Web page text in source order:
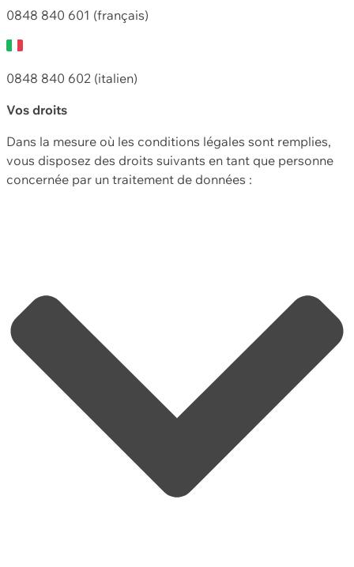
0848 840 601 (français)
0848 840 602 (italien)
Vos droits
Dans la mesure où les conditions légales sont remplies,
vous disposez des droits suivants en tant que personne
concernée par un traitement de données :